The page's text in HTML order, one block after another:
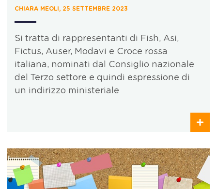
CHIARA MEOLI, 25 SETTEMBRE 2023
Si tratta di rappresentanti di Fish, Asi,
Fictus, Auser, Modavi e Croce rossa
italiana, nominati dal Consiglio nazionale
del Terzo settore e quindi espressione di
un indirizzo ministeriale